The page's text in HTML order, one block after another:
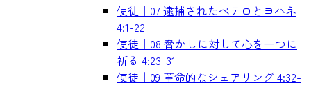
使徒｜07 逮捕されたペテロとヨハネ
4:1-22
使徒｜08 脅かしに対して心を一つに
祈る 4:23-31
使徒｜09 革命的なシェアリング 4:32-